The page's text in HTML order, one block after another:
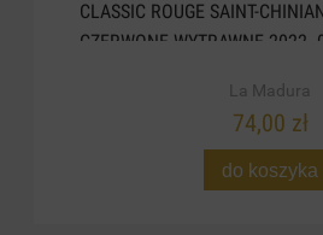
CLASSIC ROUGE SAINT-
CZERWONE WYTRAWNE 2022.
La Madura
74,00 zł
do koszyka